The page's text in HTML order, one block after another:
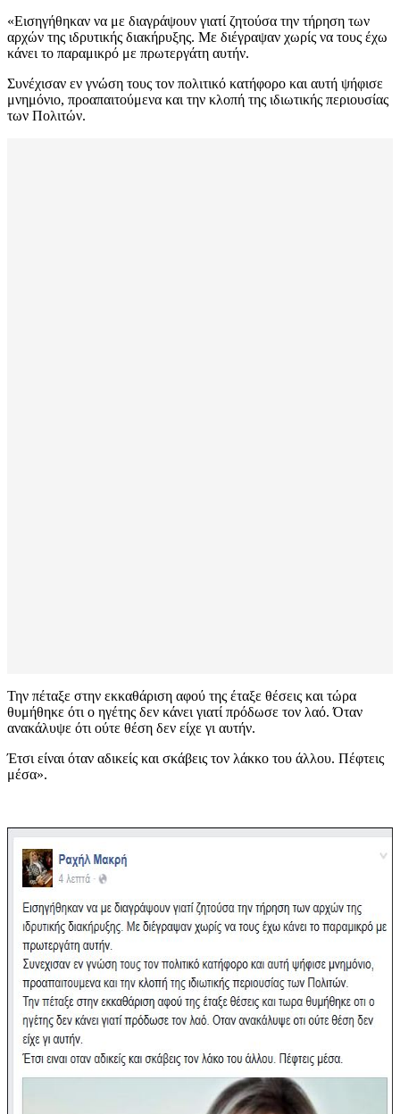
«Εισηγήθηκαν να με διαγράψουν γιατί ζητούσα την τήρηση των
αρχών της ιδρυτικής διακήρυξης. Με διέγραψαν χωρίς να τους έχω
κάνει το παραμικρό με πρωτεργάτη αυτήν.
Συνέχισαν εν γνώση τους τον πολιτικό κατήφορο και αυτή ψήφισε
μνημόνιο, προαπαιτούμενα και την κλοπή της ιδιωτικής περιουσίας
των Πολιτών.
Την πέταξε στην εκκαθάριση αφού της έταξε θέσεις και τώρα
θυμήθηκε ότι ο ηγέτης δεν κάνει γιατί πρόδωσε τον λαό. Όταν
ανακάλυψε ότι ούτε θέση δεν είχε γι αυτήν.
Έτσι είναι όταν αδικείς και σκάβεις τον λάκκο του άλλου. Πέφτεις
μέσα».